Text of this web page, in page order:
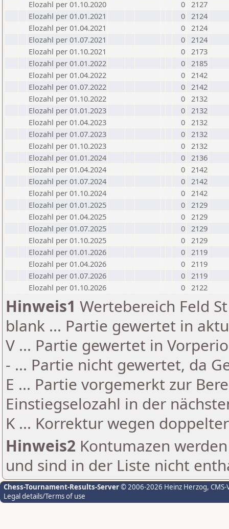
Elozahl per 01.10.2020
0 2127
Elozahl per 01.01.2021
0 2124
Elozahl per 01.04.2021
0 2124
Elozahl per 01.07.2021
0 2124
Elozahl per 01.10.2021
0 2173
Elozahl per 01.01.2022
0 2185
Elozahl per 01.04.2022
0 2142
Elozahl per 01.07.2022
0 2142
Elozahl per 01.10.2022
0 2132
Elozahl per 01.01.2023
0 2132
Elozahl per 01.04.2023
0 2132
Elozahl per 01.07.2023
0 2132
Elozahl per 01.10.2023
0 2132
Elozahl per 01.01.2024
0 2136
Elozahl per 01.04.2024
0 2142
Elozahl per 01.07.2024
0 2142
Elozahl per 01.10.2024
0 2142
Elozahl per 01.01.2025
0 2129
Elozahl per 01.04.2025
0 2129
Elozahl per 01.07.2025
0 2129
Elozahl per 01.10.2025
0 2129
Elozahl per 01.01.2026
0 2119
Elozahl per 01.04.2026
0 2119
Elozahl per 01.07.2026
0 2119
Elozahl per 01.10.2026
0 2122
Hinweis1 Wertebereich Feld
blank ... Partie gewertet in
V ... Partie gewertet in
- ... Partie nicht gewertet, da
E ... Partie vorgemerkt zur
Einstiegselozahl in der
K ... Korrektur wegen
Hinweis2 Kontumazen
und sind in der Liste nicht
Chess-Tournament-Results-Server© 2006-2026 Heinz Herzog,
Legal details/Terms of use